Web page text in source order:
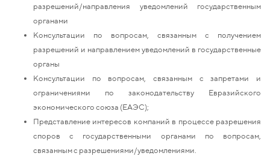
разрешений/направления уведомлений государственным
органами
Консультации по вопросам, связанным с получением
разрешений и направлением уведомлений в государственные
органы
Консультации по вопросам, связанным с запретами и
ограничениями по законодательству Евразийского
экономического союза (ЕАЭС);
Представление интересов компаний в процессе разрешения
споров с государственными органами по вопросам,
связанным с разрешениями/уведомлениями.